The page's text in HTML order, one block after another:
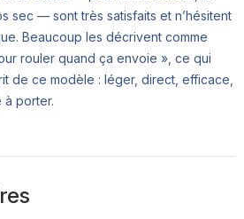
sec — sont très satisfaits et n’hésitent
Beaucoup les décrivent comme
rouler quand ça envoie », ce qui
de ce modèle : léger, direct, efficace,
à porter.